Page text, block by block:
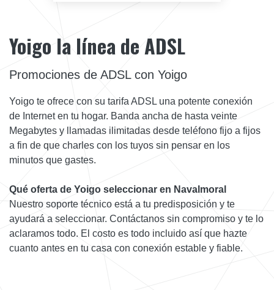
Yoigo la línea de ADSL
Promociones de ADSL con Yoigo
Yoigo te ofrece con su tarifa ADSL una potente conexión
de Internet en tu hogar. Banda ancha de hasta veinte
Megabytes y llamadas ilimitadas desde teléfono fijo a fijos
a fin de que charles con los tuyos sin pensar en los
minutos que gastes.
Qué oferta de Yoigo seleccionar en Navalmoral
Nuestro soporte técnico está a tu predisposición y te
ayudará a seleccionar. Contáctanos sin compromiso y te lo
aclaramos todo. El costo es todo incluido así que hazte
cuanto antes en tu casa con conexión estable y fiable.